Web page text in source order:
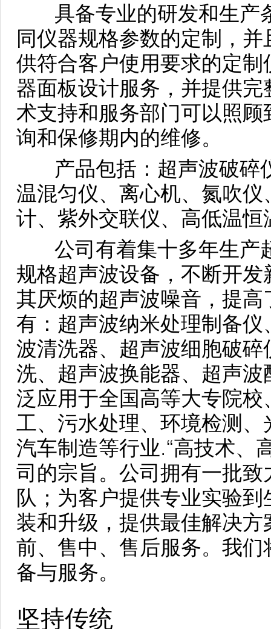
具备专业的研发和生产
同仪器规格参数的定制，
供符合客户使用要求的定
器面板设计服务，并提供
术支持和服务部门可以照
询和保修期内的维修。
产品包括：超声波破碎
温混匀仪、离心机、氮吹
计、紫外交联仪、高低温恒
公司有着集十多年生产
规格超声波设备，不断开
其厌烦的超声波噪音，提
有：超声波纳米处理制备
波清洗器、超声波细胞破
洗、超声波换能器、超声
泛应用于全国高等大专院
工、污水处理、环境检测
汽车制造等行业.“高技术、
司的宗旨。公司拥有一批
队；为客户提供专业实验
装和升级，提供最佳解决
前、售中、售后服务。我
备与服务。
坚持传统